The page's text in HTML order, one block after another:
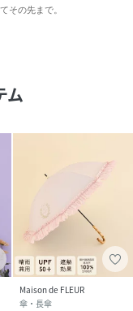
その先まで。
ム
Maison de FLEUR
傘・長傘